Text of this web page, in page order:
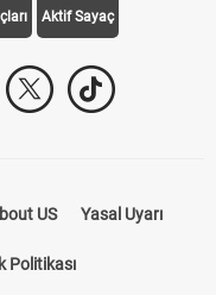
Aktif Sayaç
US Yasal Uyarı
Politikası